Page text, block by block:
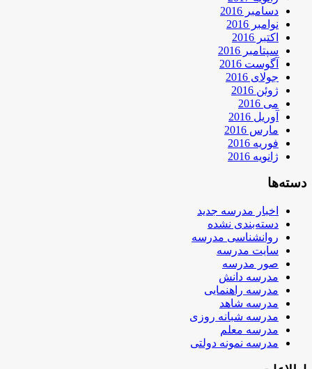
دسامبر 2016
نوامبر 2016
اکتبر 2016
سپتامبر 2016
آگوست 2016
جولای 2016
ژوئن 2016
می 2016
آوریل 2016
مارس 2016
فوریه 2016
ژانویه 2016
دسته‌ها
اخبار مدرسه جدید
دسته‌بندی نشده
روانشناسی مدرسه
سایت مدرسه
صور مدرسه
مدرسه دانش
مدرسه راهنمایی
مدرسه شاهد
مدرسه شبانه روزی
مدرسه معلم
مدرسه نمونه دولتی